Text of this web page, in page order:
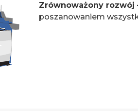
Zrównoważony rozwój
poszanowaniem